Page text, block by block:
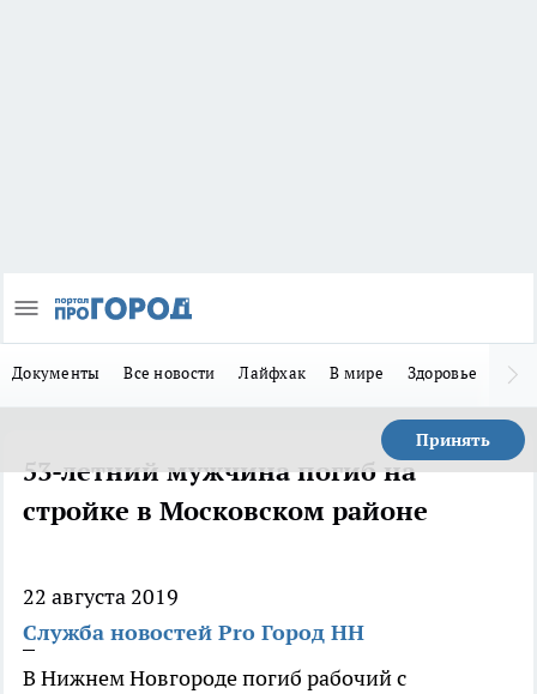
Документы Все новости Лайфхак В мире Здоровье
Принять
53-летний мужчина погиб на
стройке в Московском районе
22 августа 2019
Служба новостей Pro Город НН
В Нижнем Новгороде погиб рабочий с